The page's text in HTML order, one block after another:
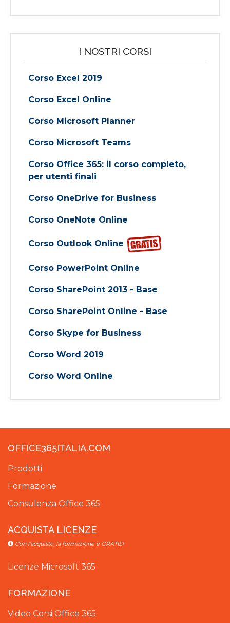
I NOSTRI CORSI
Corso Excel 2019
Corso Excel Online
Corso Microsoft Planner
Corso Microsoft Teams
Corso Office 365: il corso completo,
per utenti finali
Corso OneDrive for Business
Corso OneNote Online
Corso Outlook Online
Corso PowerPoint Online
Corso SharePoint 2013 - Base
Corso SharePoint Online - Base
Corso Skype for Business
Corso Word 2019
Corso Word Online
OFFICE365ITALIA.COM
Prodotti
Formazione
Consulenza Office 365
ACQUISTA LICENZE
Con l'acquisto, la formazione è GRATIS!
Licenze Microsoft 365
FORMAZIONE
Video Corsi Office 365